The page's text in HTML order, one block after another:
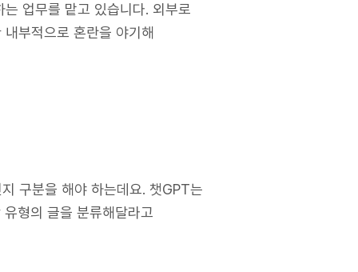
업무를 맡고 있습니다. 외부로
부적으로 혼란을 야기해
구분을 해야 하는데요. 챗GPT는
형의 글을 분류해달라고